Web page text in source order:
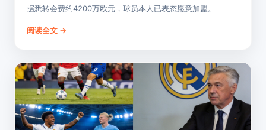
据悉转会费约4200万欧元，球员本人已表态愿意加盟。
阅读全文 →